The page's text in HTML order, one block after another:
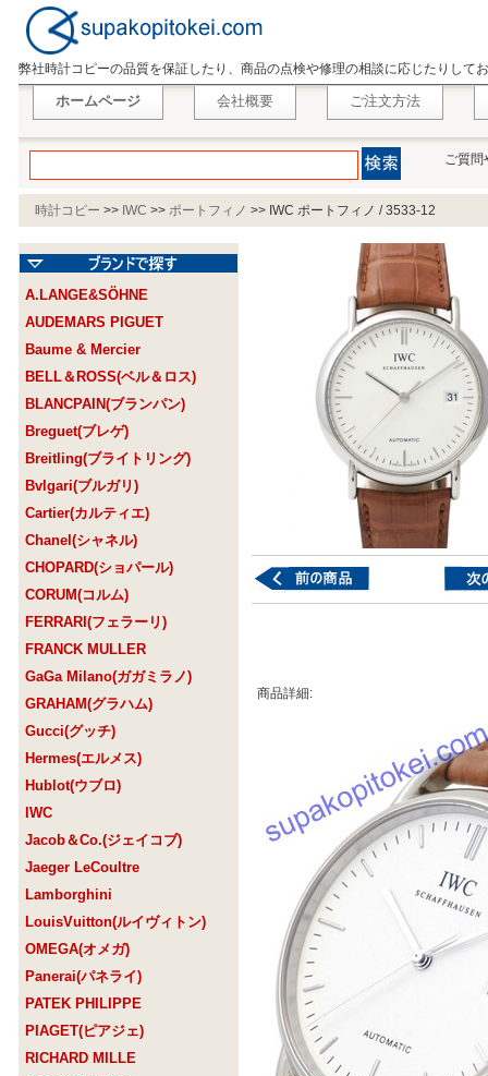
弊社時計コピーの品質を保証したり、商品の点検や修理の相談に応じたりして
ホームページ 会社概要 ご注文方法
ご質問
時計コピー >> IWC >> ポートフィノ >> IWC ポートフィノ / 3533-12
A.LANGE&SÖHNE
AUDEMARS PIGUET
Baume & Mercier
BELL＆ROSS(ベル＆ロス)
BLANCPAIN(ブランパン)
Breguet(ブレゲ)
Breitling(ブライトリング)
Bvlgari(ブルガリ)
Cartier(カルティエ)
Chanel(シャネル)
CHOPARD(ショパール)
CORUM(コルム)
FERRARI(フェラーリ)
FRANCK MULLER
GaGa Milano(ガガミラノ)
GRAHAM(グラハム)
Gucci(グッチ)
Hermes(エルメス)
Hublot(ウブロ)
IWC
Jacob＆Co.(ジェイコブ)
Jaeger LeCoultre
Lamborghini
LouisVuitton(ルイヴィトン)
OMEGA(オメガ)
Panerai(パネライ)
PATEK PHILIPPE
PIAGET(ピアジェ)
RICHARD MILLE
商品詳細: